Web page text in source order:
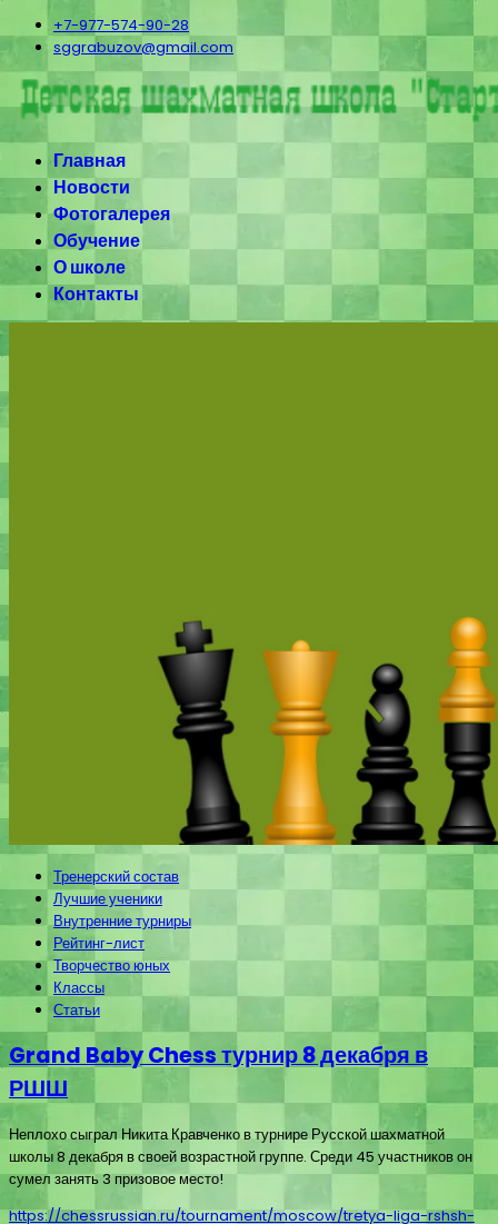
+7-977-574-90-28
sggrabuzov@gmail.com
Главная
Новости
Фотогалерея
Обучение
О школе
Контакты
Тренерский состав
Лучшие ученики
Внутренние турниры
Рейтинг-лист
Творчество юных
Классы
Статьи
Grand Baby Chess турнир 8 декабря в
РШШ
Неплохо сыграл Никита Кравченко в турнире Русской шахматной
школы 8 декабря в своей возрастной группе. Среди 45 участников он
сумел занять 3 призовое место!
https://chessrussian.ru/tournament/moscow/tretya-liga-rshsh-